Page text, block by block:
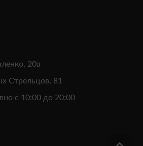
20а
Стрельцов, 81
с 10:00 до 20:00